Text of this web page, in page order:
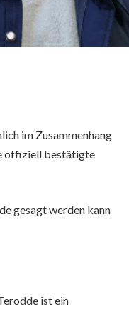
im Zusammenhang
offiziell bestätigte
gesagt werden kann
ist ein